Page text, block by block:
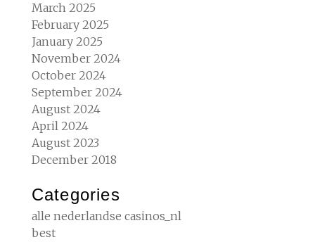
March 2025
February 2025
January 2025
November 2024
October 2024
September 2024
August 2024
April 2024
August 2023
December 2018
Categories
alle nederlandse casinos_nl
best